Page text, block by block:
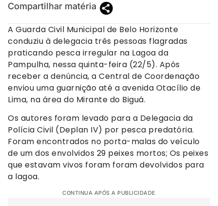
Compartilhar matéria
A Guarda Civil Municipal de Belo Horizonte
conduziu à delegacia três pessoas flagradas
praticando pesca irregular na Lagoa da
Pampulha, nessa quinta-feira (22/5). Após
receber a denúncia, a Central de Coordenação
enviou uma guarnição até a avenida Otacílio de
Lima, na área do Mirante do Biguá.
Os autores foram levado para a Delegacia da
Polícia Civil (Deplan IV) por pesca predatória.
Foram encontrados no porta-malas do veículo
de um dos envolvidos 29 peixes mortos; Os peixes
que estavam vivos foram foram devolvidos para
a lagoa.
CONTINUA APÓS A PUBLICIDADE